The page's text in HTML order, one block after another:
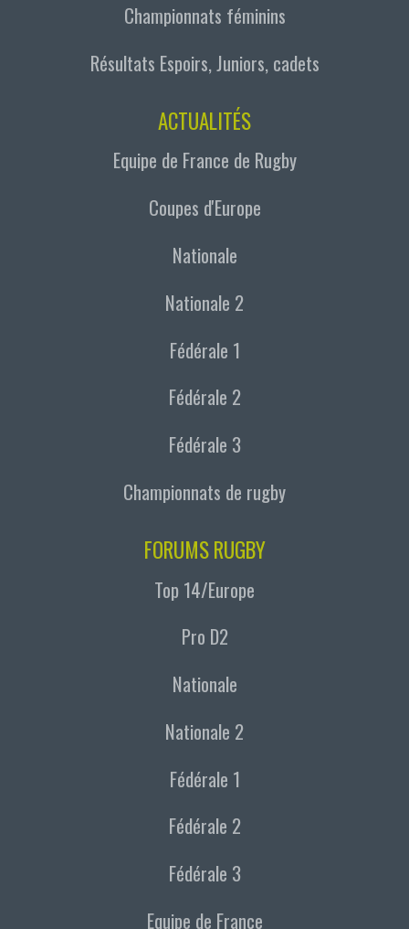
Championnats féminins
Résultats Espoirs, Juniors, cadets
ACTUALITÉS
Equipe de France de Rugby
Coupes d'Europe
Nationale
Nationale 2
Fédérale 1
Fédérale 2
Fédérale 3
Championnats de rugby
FORUMS RUGBY
Top 14/Europe
Pro D2
Nationale
Nationale 2
Fédérale 1
Fédérale 2
Fédérale 3
Equipe de France